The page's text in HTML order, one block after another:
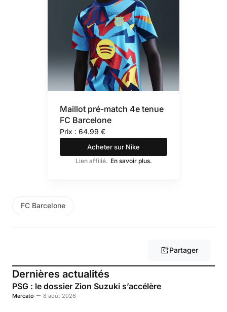
Maillot pré-match 4e tenue
FC Barcelone
Prix : 64.99 €
Acheter sur Nike
Lien affilié. En savoir plus.
FC Barcelone
Partager
Dernières actualités
PSG : le dossier Zion Suzuki s’accélère
Mercato 8 août 2026